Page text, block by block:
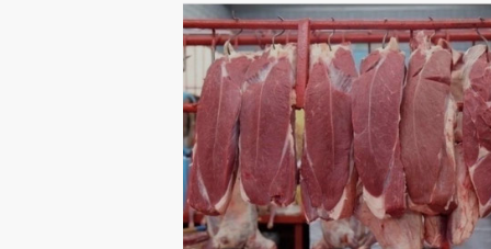
ОБЩЕСТВО 06.08.
Названы крупнейшие